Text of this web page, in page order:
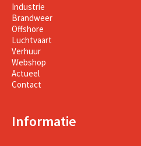
Industrie
Brandweer
Offshore
Luchtvaart
Verhuur
Webshop
Actueel
Contact
Informatie